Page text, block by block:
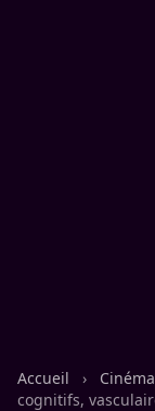
Accueil › Cinéma
cognitifs,